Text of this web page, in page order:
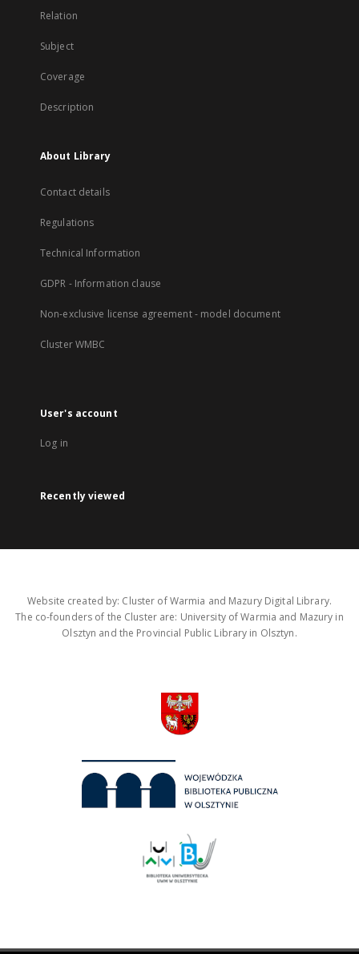
Relation
Subject
Coverage
Description
About Library
Contact details
Regulations
Technical Information
GDPR - Information clause
Non-exclusive license agreement - model document
Cluster WMBC
User's account
Log in
Recently viewed
Website created by: Cluster of Warmia and Mazury Digital Library.
The co-founders of the Cluster are: University of Warmia and Mazury in
Olsztyn and the Provincial Public Library in Olsztyn.